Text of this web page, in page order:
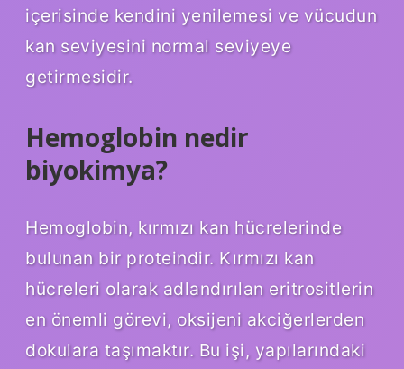
içerisinde kendini yenilemesi ve vücudun
kan seviyesini normal seviyeye
getirmesidir.
Hemoglobin nedir
biyokimya?
Hemoglobin, kırmızı kan hücrelerinde
bulunan bir proteindir. Kırmızı kan
hücreleri olarak adlandırılan eritrositlerin
en önemli görevi, oksijeni akciğerlerden
dokulara taşımaktır. Bu işi, yapılarındaki